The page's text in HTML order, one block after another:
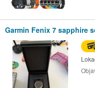
Garmin Fenix 7 sapphire